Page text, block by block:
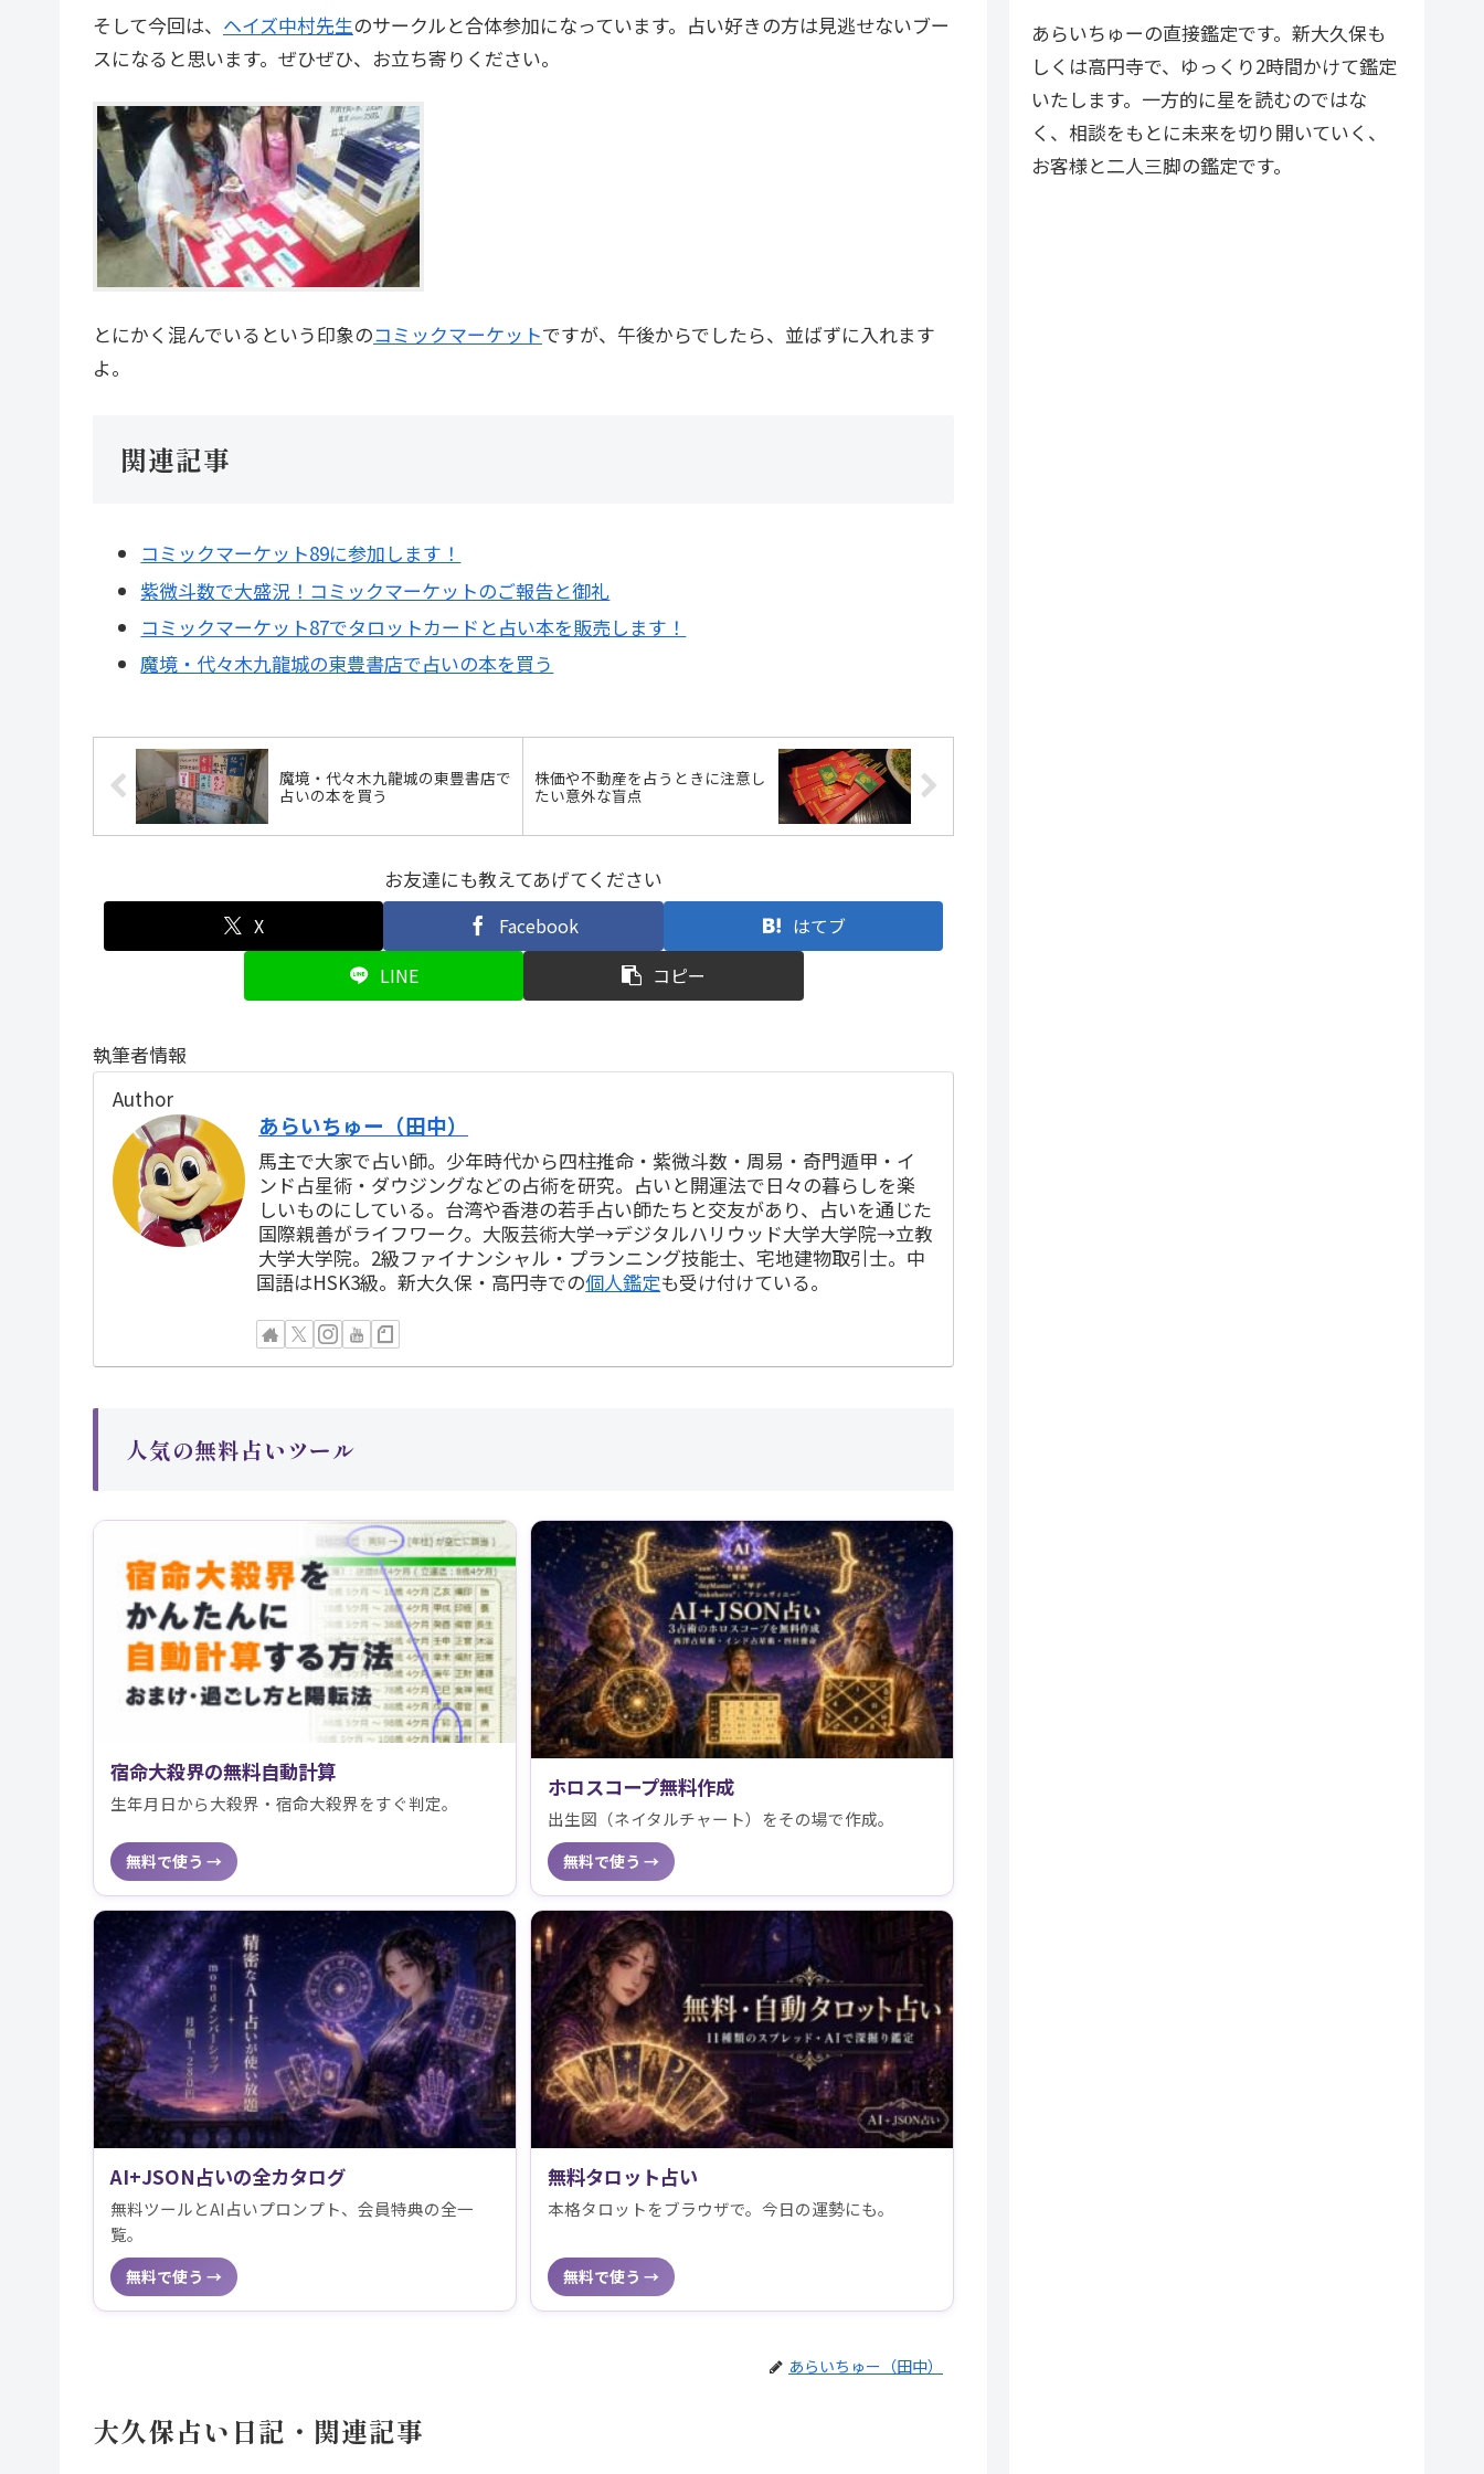
そして今回は、 ヘイズ中村先生のサークルと合体参加になっています。占い好きの方は見逃せないブー
スになると思います。ぜひぜひ、お立ち寄りください。
とにかく混んでいるという印象のコミックマーケットですが、午後からでしたら、並ばずに入れます
よ。
関連記事
コミックマーケット89に参加します！
紫微斗数で大盛況！コミックマーケットのご報告と御礼
コミックマーケット87でタロットカードと占い本を販売します！
魔境・代々木九龍城の東豊書店で占いの本を買う
魔境・代々木九龍城の東豊書店で
占いの本を買う
株価や不動産を占うときに注意し
たい意外な盲点
お友達にも教えてあげてください
X Facebook
はてブ
LINE
コピー
執筆者情報
Author
あらいちゅー（田中）
馬主で大家で占い師。少年時代から四柱推命・紫微斗数・周易・奇門遁甲・イ
ンド占星術・ダウジングなどの占術を研究。占いと開運法で日々の暮らしを楽
しいものにしている。台湾や香港の若手占い師たちと交友があり、占いを通じた
国際親善がライフワーク。大阪芸術大学→デジタルハリウッド大学大学院→立教
大学大学院。2級ファイナンシャル・プランニング技能士、宅地建物取引士。中
国語はHSK3級。新大久保・高円寺での個人鑑定も受け付けている。
人気の無料占いツール
宿命大殺界の無料自動計算
生年月日から大殺界・宿命大殺界をすぐ判定。
無料で使う →
ホロスコープ無料作成
出生図（ネイタルチャート）をその場で作成。
無料で使う →
AI+JSON占いの全カタログ
無料ツールとAI占いプロンプト、会員特典の全一
覧。
無料で使う →
無料タロット占い
本格タロットをブラウザで。今日の運勢にも。
無料で使う →
あらいちゅー（田中）
大久保占い日記・関連記事
す。
あらいちゅーの直接鑑定です。新大久保も
しくは高円寺で、ゆっくり2時間かけて鑑定
いたします。一方的に星を読むのではな
く、相談をもとに未来を切り開いていく、
お客様と二人三脚の鑑定です。